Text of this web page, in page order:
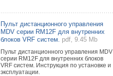
Пульт дистанционного управления
MDV серии RM12F для внутренних
блоков VRF систем.
pdf, 9.45 Mb
Пульт дистанционного управления MDV
серии RM12F для внутренних блоков
VRF систем. Инструкция по установке и
эксплуатации.